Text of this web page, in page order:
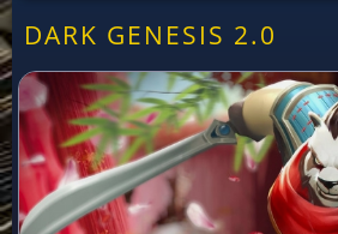
DARK GENESIS 2.0